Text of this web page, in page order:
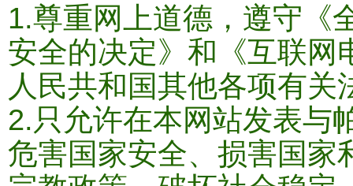
1.尊重网上道德，遵守《
安全的决定》和《互联网
人民共和国其他各项有关
2.只允许在本网站发表与
危害国家安全、损害国家